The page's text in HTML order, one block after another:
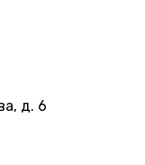
д. 6